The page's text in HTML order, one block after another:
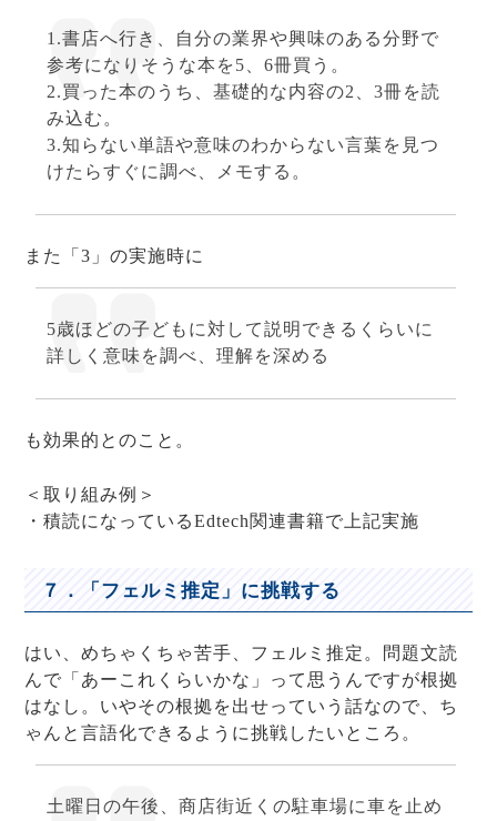
1.書店へ行き、自分の業界や興味のある分野で
参考になりそうな本を5、6冊買う。
2.買った本のうち、基礎的な内容の2、3冊を読
み込む。
3.知らない単語や意味のわからない言葉を見つ
けたらすぐに調べ、メモする。
また「3」の実施時に
5歳ほどの子どもに対して説明できるくらいに
詳しく意味を調べ、理解を深める
も効果的とのこと。
＜取り組み例＞
・積読になっているEdtech関連書籍で上記実施
７．「フェルミ推定」に挑戦する
はい、めちゃくちゃ苦手、フェルミ推定。問題文読
んで「あーこれくらいかな」って思うんですが根拠
はなし。いやその根拠を出せっていう話なので、ち
ゃんと言語化できるように挑戦したいところ。
土曜日の午後、商店街近くの駐車場に車を止め